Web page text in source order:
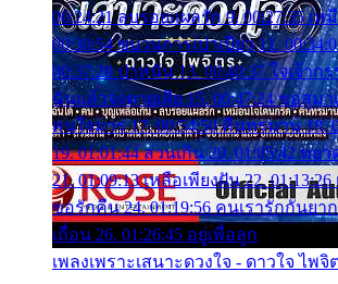
00:24:21 ลบรอยแผลรัก 9. 00:27:35 เ
00:30:54 ขบวนการเปาเปียว 11.
00:37:20 ปาหนัน 13. 00:40:37 ใจเจ้าก
ฉันแล้วจงตายเสีย 15. 00:47:24 ขอสูมา
คนใจมาร 17. 00:54:50 คืนทรมาน 18.
19. 01:01:44 ส่วนเกิน 20. 01:05:42 ห
21. 01:09:13 เหลือเพียงฝัน 22. 01:13:26
ขอรักคืน 24. 01:19:56 คนเรารักกันยาก
เถื่อน 26. 01:26:45 อยู่เพื่อลูก
เพลงเพราะเสนาะดวงใจ - ดาวใจ ไพจิ